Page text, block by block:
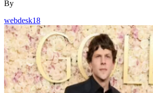
By
webdesk18